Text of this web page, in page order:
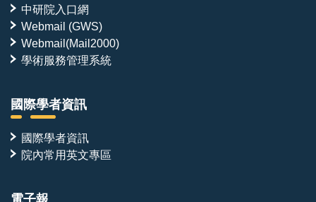
中研院入口網
Webmail (GWS)
Webmail(Mail2000)
學術服務管理系統
國際學者資訊
國際學者資訊
院內常用英文專區